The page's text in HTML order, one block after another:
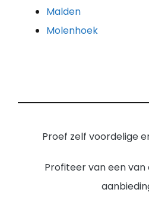
Malden
Molenhoek
Proef zelf voordelige
Profiteer van een